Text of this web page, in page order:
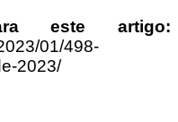
este artigo:
01/498-
2023/